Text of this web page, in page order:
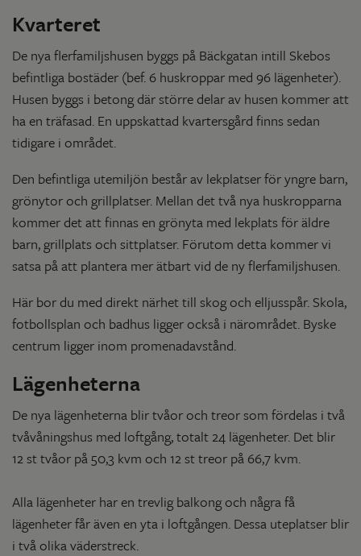
Kvarteret
De nya flerfamiljshusen byggs på Bäckgatan intill Skebos
befintliga bostäder (bef. 6 huskroppar med 96 lägenheter).
Husen byggs i betong där större delar av husen kommer att
ha en träfasad. En uppskattad kvartersgård finns sedan
tidigare i området.
Den befintliga utemiljön består av lekplatser för yngre barn,
grönytor och grillplatser. Mellan det två nya huskropparna
kommer det att finnas en grönyta med lekplats för äldre
barn, grillplats och sittplatser. Förutom detta kommer vi
satsa på att plantera mer ätbart vid de ny flerfamiljshusen.
Här bor du med direkt närhet till skog och elljusspår. Skola,
fotbollsplan och badhus ligger också i närområdet. Byske
centrum ligger inom promenadavstånd.
Lägenheterna
De nya lägenheterna blir tvåor och treor som fördelas i två
tvåvåningshus med loftgång, totalt 24 lägenheter. Det blir
12 st tvåor på 50,3 kvm och 12 st treor på 66,7 kvm.
Alla lägenheter har en trevlig balkong och några få
lägenheter får även en yta i loftgången. Dessa uteplatser blir
i två olika väderstreck.